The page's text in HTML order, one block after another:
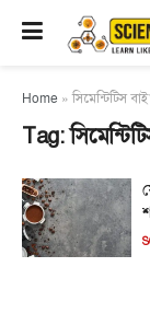
Home »সিমেন্টিটিস
Tag: